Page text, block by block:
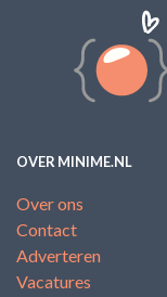
OVER MINIME.NL
Over ons
Contact
Adverteren
Vacatures